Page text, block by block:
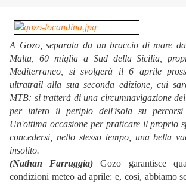
A Gozo, separata da un braccio di mare
Malta, 60 miglia a Sud della Sicilia,
Mediterraneo, si svolgerà il 6 aprile
ultratrail alla sua seconda edizione, cui
MTB: si tratterà di una circumnavigazione
per intero il periplo dell'isola su percorsi
Un'ottima occasione per praticare il proprio
concedersi, nello stesso tempo, una bella
insolito.
(Nathan Farruggia) Gozo garantisce
condizioni meteo ad aprile: e, così, abbiamo